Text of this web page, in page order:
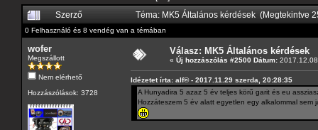
Szerző
Téma: MK5 Általános kérdések (Megtekintve
0 Felhasználó és 8 vendég van a témában
wofer
Megszállott
Nem elérhető
Hozzászólások: 3728
Válasz: MK5 Általános kérdések
« Új hozzászólás #2500 Dátum:
Idézetet írta: alf® - 2017.11.29 szerda, 20:28:35
A Hunyadira 5 azaz 5 év teljes körű garit és eu
Hozzáteszem 5 év alatt egyetlen egy alkalommal